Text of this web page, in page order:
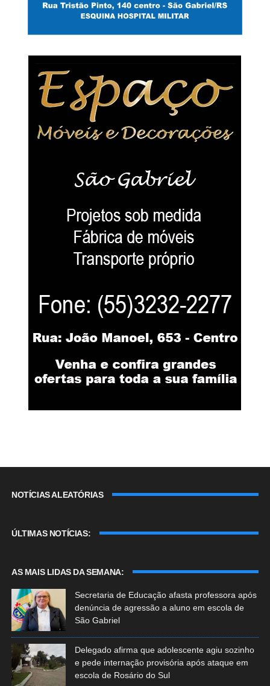
NOTÍCIAS ALEATÓRIAS
ÚLTIMAS NOTÍCIAS:
AS MAIS LIDAS DA SEMANA:
Secretaria de Educação afasta professora após
denúncia de agressão a aluno em escola de
São Gabriel
Delegado afirma que adolescente agiu sozinho
e pede internação provisória após ataque em
escola de Rosário do Sul